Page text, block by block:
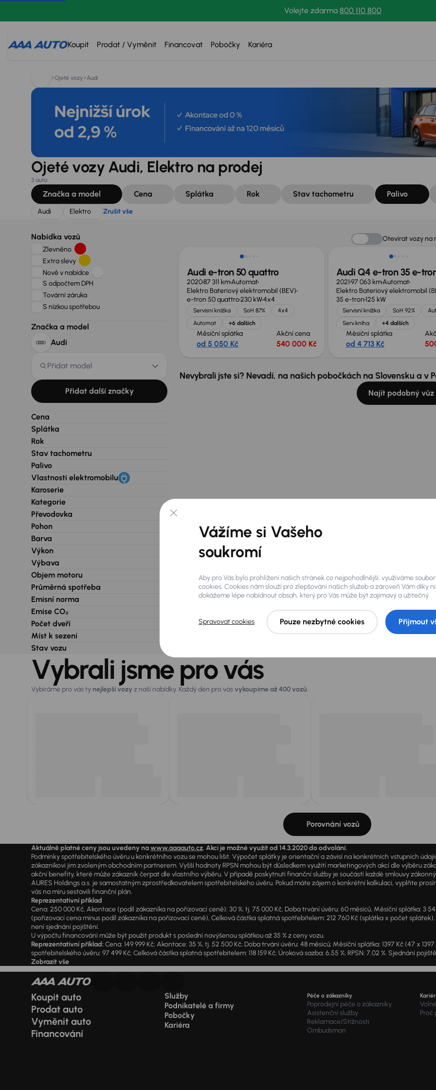
Volejte zdarma 800 110 800
Koupit Prodat / Vyměnit Financovat Pobočky Kariéra
Hledáte: Zrušit vše
Ojeté vozy Audi
Ojeté vozy Audi, Elektro na prodej
3 auta
Značka a model Cena Splátka Rok Stav tachometru Palivo
Audi Elektro Zrušit vše
Nabídka vozů
Zlevněno
Extra slevy
Nově v nabídce
S odpočtem DPH
Tovární záruka
S nízkou spotřebou
Značka a model
Audi
Přidat model
Přidat další značky
Cena
Splátka
Rok
Stav tachometru
Palivo
Vlastnosti elektromobilu
Karoserie
Kategorie
Převodovka
Pohon
Barva
Výkon
Výbava
Objem motoru
Průměrná spotřeba
Emisní norma
Emise CO₂
Počet dveří
Míst k sezení
Stav vozu
Otevírat vozy na
Audi e-tron 50 quattro
202087 311 kmAutomat
Elektro Bateriový elektromobil (BEV)
e-tron 50 quattro230 kW4x4
Servisní knížka SoH 87%
4x4
Automat
+6 dalších
Měsíční splátka
od 5 050 Kč
Akční cena
540 000 Kč
Audi Q4 e-tron 35 e-
202197 063 kmAutomat
Elektro Bateriový elektromobil
35 e-tron125 kW
Servisní knížka SoH 92%
Serv.kniha
+4 dalších
Měsíční splátka
od 4 713 Kč
Nevybrali jste si? Nevadí, na našich pobočkách na Slovensku a
Najít podobný vůz
Vybrali jsme pro vás
Vybíráme pro vás ty nejlepší vozy z naší nabídky. Každý den pro vásvykoupíme až 400 vozů.
Porovnání vozů
Aktuálně platné ceny jsou uvedeny nawww.aaaauto.cz. Akci je možné využít od 14.3.2020 do odvolání.
Podmínky spotřebitelského úvěru u konkrétního vozu se mohou lišit. Výpočet splátky je orientační a závisí na konkrétních vstupních
zákazníkovi jim zvoleným obchodním partnerem. Vyšší hodnoty RPSN mohou být důsledkem využití marketingových akcí dle výběru
akční benefity, které může zákazník čerpat dle vlastního výběru. V případě poskytnutí finanční služby je součástí každé smlouvy
AURES Holdings a.s. je samostatným zprostředkovatelem spotřebitelského úvěru. Pokud máte zájem o konkrétní kalkulaci, vyplňte
vás na míru sestavili finanční plán.
Reprezentativní příklad
Cena: 250 000 Kč, Akontace (podíl zákazníka na pořizovací ceně): 30 %, tj. 75 000 Kč, Doba trvání úvěru: 60 měsíců, Měsíční splátka: 3
(pořizovací cena mínus podíl zákazníka na pořizovací ceně), Celková částka splatná spotřebitelem: 212 760 Kč (splátka x počet splátek),
není sjednání pojištění.
U výpočtu financování může být použit produkt s poslední navýšenou splátkou až 35 % z ceny vozu.
Reprezentativní příklad:Cena: 149 999 Kč; Akontace: 35 %, tj. 52 500 Kč; Doba trvání úvěru: 48 měsíců; Měsíční splátka: 1397 Kč (47 x
spotřebitelského úvěru: 97 499 Kč; Celková částka splatná spotřebitelem: 118 159 Kč; Úroková sazba: 6,55 %; RPSN: 7,02 %. Sjednání
Zobrazit vše
Koupit auto
Prodat auto
Vyměnit auto
Financování
Služby
Podnikatelé a firmy
Pobočky
Kariéra
Péče o zákazníky
Poprodejní péče o zákazníky
Asistenční služby
Reklamace/Stížnosti
Ombudsman
Proč
Vážíme si Vašeho
soukromí
Aby pro Vás bylo prohlížení našich stránek co nejpohodlnější, využíváme
cookies. Cookies nám slouží pro zlepšování našich služeb a zároveň Vám díky
dokážeme lépe nabídnout obsah, který pro Vás může být zajímavý a užitečný.
Spravovat cookies Pouze nezbytné cookies Přijmout